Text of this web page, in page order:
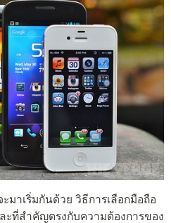
มาเริ่มกันด้วย วิธีการเลือกมือถือ
ะที่สำคัญตรงกับความต้องการของ